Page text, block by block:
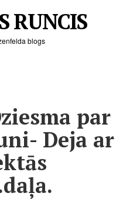
RUNCIS
blogs
par
Deja ar